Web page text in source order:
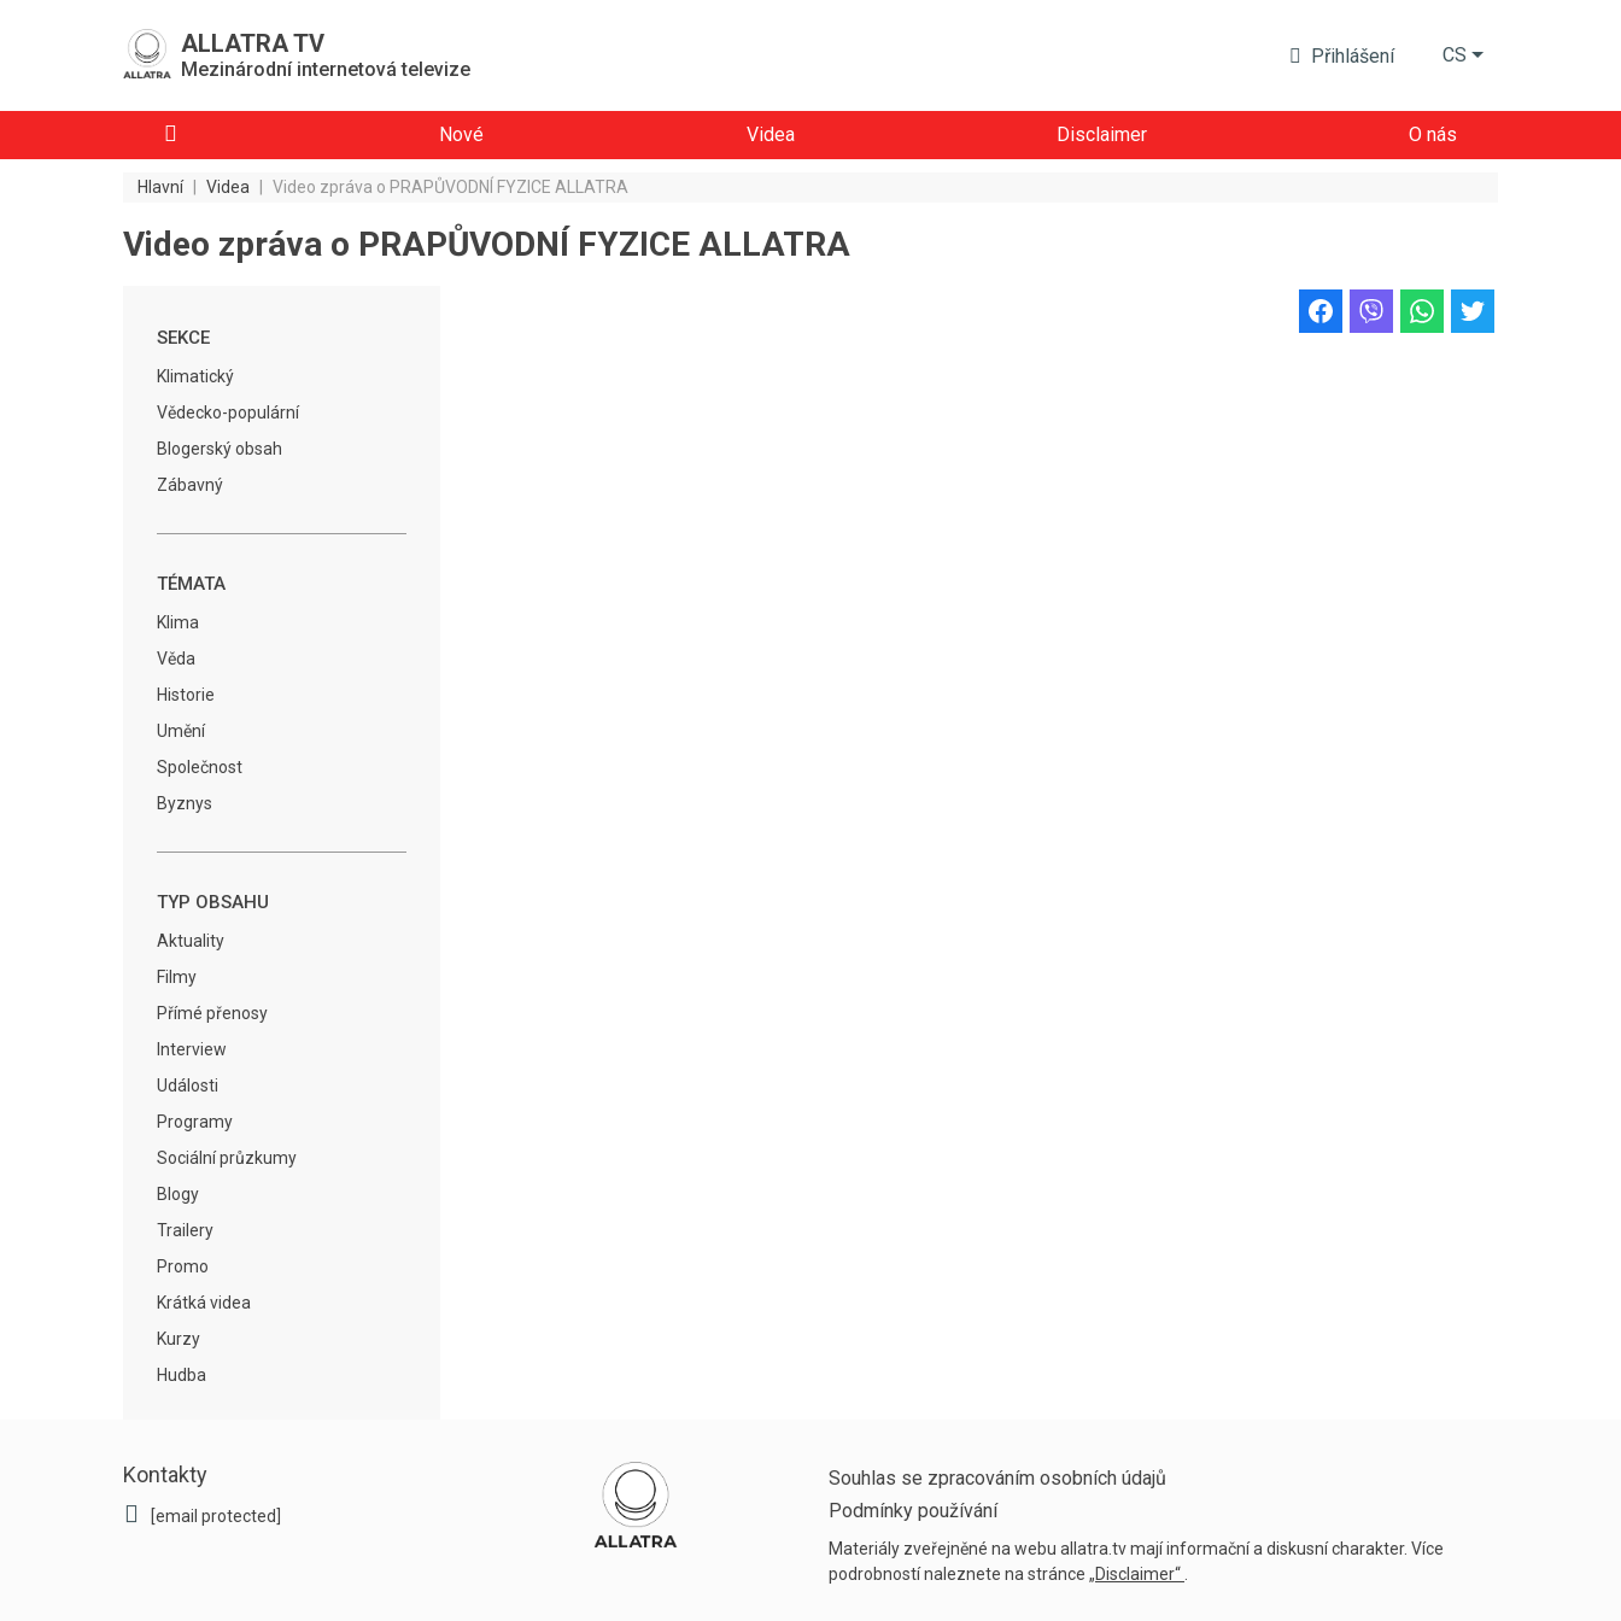
ALLATRA TV
Mezinárodní internetová televize
Přihlášení CS
Nové Videa Disclaimer O nás
Hlavní Videa Video zpráva o PRAPŮVODNÍ FYZICE ALLATRA
Video zpráva o PRAPŮVODNÍ FYZICE ALLATRA
SEKCE
Klimatický
Vědecko-populární
Blogerský obsah
Zábavný
TÉMATA
Klima
Věda
Historie
Umění
Společnost
Byznys
TYP OBSAHU
Aktuality
Filmy
Přímé přenosy
Interview
Události
Programy
Sociální průzkumy
Blogy
Trailery
Promo
Krátká videa
Kurzy
Hudba
Kontakty
[email protected]
Souhlas se zpracováním osobních údajů
Podmínky používání
Materiály zveřejněné na webu allatra.tv mají informační a diskusní charakter. Více
podrobností naleznete na stránce „Disclaimer“